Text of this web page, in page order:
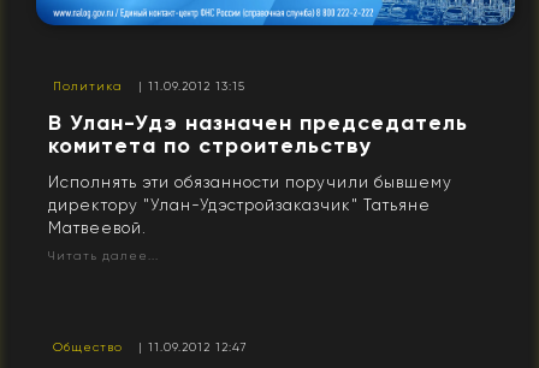
Политика | 11.09.2012 13:15
В Улан-Удэ назначен председатель
комитета по строительству
Исполнять эти обязанности поручили бывшему
директору "Улан-Удэстройзаказчик" Татьяне
Матвеевой.
Читать далее...
Общество | 11.09.2012 12:47